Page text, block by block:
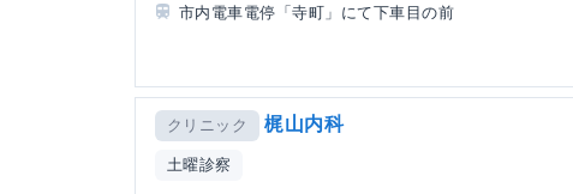
市内電車電停「寺町」にて下車目の前
クリニック 梶山内科
土曜診察